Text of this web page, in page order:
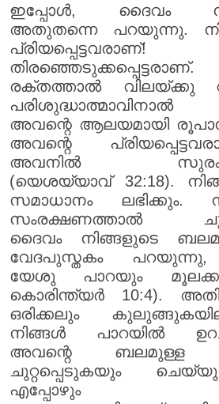
ഇപ്പോൾ, ദൈവം
അതുതന്നെ പറയുന്നു.
രക്തത്താൽ വിലയ്ക്കു
പരിശുദ്ധാത്മാവിനാൽ
അവന്റെ ആലയമായി
അവന്റെ
അവനിൽ
(യെശയ്യാവ് 32:18).
സമാധാനം ലഭിക്കും.
സംരക്ഷണത്താൽ
ദൈവം നിങ്ങളുടെ
വേദപുസ്തകം പറയുന്നു,
യേശു പാറയും
കൊരിന്ത്യർ 10:4).
ഒരിക്കലും
നിങ്ങൾ പാറയിൽ
അവന്റെ ബലമുള്ള
ചുറ്റപ്പെടുകയും
എപ്പോഴും